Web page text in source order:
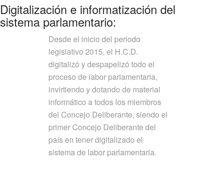
Digitalización e informatización del
sistema parlamentario:
Desde el inicio del periodo
legislativo 2015, el H.C.D.
digitalizó y despapelizó todo el
proceso de labor parlamentaria,
invirtiendo y dotando de material
informático a todos los miembros
del Concejo Deliberante, siendo el
primer Concejo Deliberante del
país en tener digitalizado el
sistema de labor parlamentaria.